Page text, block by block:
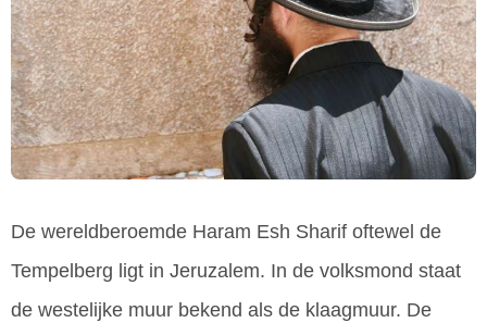
De wereldberoemde Haram Esh Sharif oftewel de
Tempelberg ligt in Jeruzalem. In de volksmond staat
de westelijke muur bekend als de klaagmuur. De